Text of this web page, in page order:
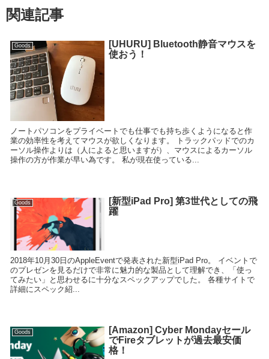
関連記事
Goods
[UHURU] Bluetooth静音マウスを
使おう！
ノートパソコンをプライベートでも仕事でも持ち歩くようになると作
業の効率性を考えてマウスが欲しくなります。 トラックパッドでのカ
ーソル操作よりは（人によると思いますが）、マウスによるカーソル
操作の方が作業が早い為です。 私が現在使っている...
Goods
[新型iPad Pro] 第3世代としての飛
躍
2018年10月30日のAppleEventで発表された新型iPad Pro。 イベントで
のプレゼンを見るだけで非常に魅力的な製品として理解でき、「使っ
てみたい」と思わせるに十分なスペックアップでした。 各種サイトで
詳細にスペック紹...
Goods
[Amazon] Cyber Mondayセール
でFireタブレットが過去最安価
格！